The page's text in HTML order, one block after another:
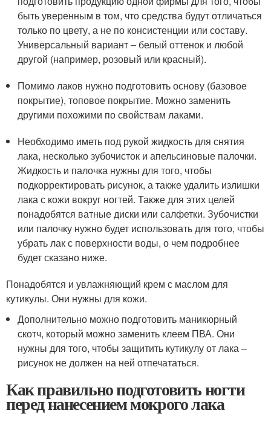
быть уверенным в том, что средства будут отличаться
только по цвету, а не по консистенции или составу.
Универсальный вариант – белый оттенок и любой
другой (например, розовый или красный).
Помимо лаков нужно подготовить основу (базовое
покрытие), топовое покрытие. Можно заменить
другими похожими по свойствам лаками.
Необходимо иметь под рукой жидкость для снятия
лака, несколько зубочисток и апельсиновые палочки.
Жидкость и палочка нужны для того, чтобы
подкорректировать рисунок, а также удалить излишки
лака с кожи вокруг ногтей. Также для этих целей
понадобятся ватные диски или салфетки. Зубочистки
или палочку нужно будет использовать для того, чтобы
убрать лак с поверхности воды, о чем подробнее
будет сказано ниже.
Понадобятся и увлажняющий крем с маслом для
кутикулы. Они нужны для кожи.
Дополнительно можно подготовить маникюрный
скотч, который можно заменить клеем ПВА. Они
нужны для того, чтобы защитить кутикулу от лака –
рисунок не должен на ней отпечататься.
Как правильно подготовить ногти
перед нанесением мокрого лака